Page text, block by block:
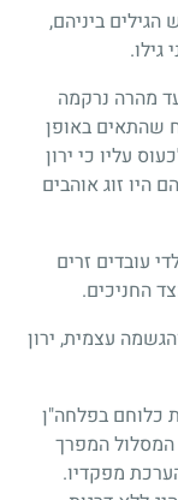
ביניהם,
מהרה נרקמה
שהתאים באופן
עליו כי ירון
היו זוג אוהבים
עובדים זרים
החניכים.
עצמית, ירון
לשרת כלוחם בפלחה"ן
המסלול המפרך
מפקדיו.